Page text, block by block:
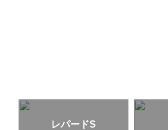
レパードS